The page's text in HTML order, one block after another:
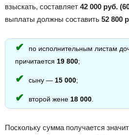
взыскать, составляет 42 000 руб.
выплаты должны составить 52 800
по исполнительным листам
причитается 19 800;
сыну — 15 000;
второй жене 18 000.
Поскольку сумма получается